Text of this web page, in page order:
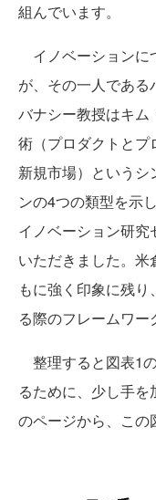
組んでいます。
イノベーションに
が、その一人であ
バナシー教授はキ
術（プロダクトとプ
新規市場）というシ
ンの4つの類型を示
イノベーション研
いただきました。米
もに強く印象に残
る際のフレームワー
整理すると図表1
るために、少し手
のページから、この